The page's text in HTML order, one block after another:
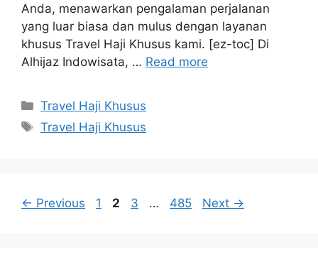
Anda, menawarkan pengalaman perjalanan
yang luar biasa dan mulus dengan layanan
khusus Travel Haji Khusus kami. [ez-toc] Di
Alhijaz Indowisata, … Read more
Categories
Travel Haji Khusus
Tags
Travel Haji Khusus
← Previous Page
1 Page
2 Page
3 … Page
485 Next →